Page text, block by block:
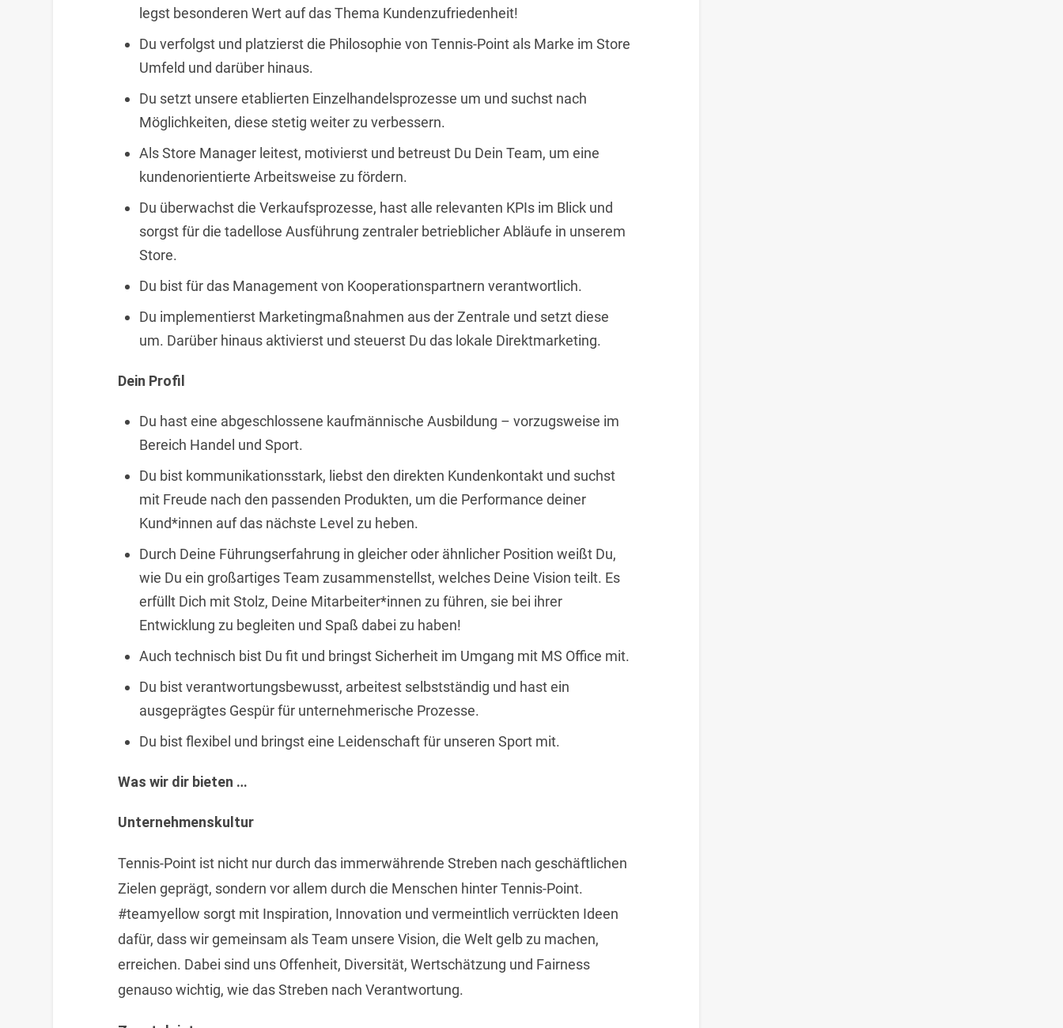
legst besonderen Wert auf das Thema Kundenzufriedenheit!
Du verfolgst und platzierst die Philosophie von Tennis-Point als Marke im Store
Umfeld und darüber hinaus.
Du setzt unsere etablierten Einzelhandelsprozesse um und suchst nach
Möglichkeiten, diese stetig weiter zu verbessern.
Als Store Manager leitest, motivierst und betreust Du Dein Team, um eine
kundenorientierte Arbeitsweise zu fördern.
Du überwachst die Verkaufsprozesse, hast alle relevanten KPIs im Blick und
sorgst für die tadellose Ausführung zentraler betrieblicher Abläufe in unserem
Store.
Du bist für das Management von Kooperationspartnern verantwortlich.
Du implementierst Marketingmaßnahmen aus der Zentrale und setzt diese
um. Darüber hinaus aktivierst und steuerst Du das lokale Direktmarketing.
Dein Profil
Du hast eine abgeschlossene kaufmännische Ausbildung – vorzugsweise im
Bereich Handel und Sport.
Du bist kommunikationsstark, liebst den direkten Kundenkontakt und suchst
mit Freude nach den passenden Produkten, um die Performance deiner
Kund*innen auf das nächste Level zu heben.
Durch Deine Führungserfahrung in gleicher oder ähnlicher Position weißt Du,
wie Du ein großartiges Team zusammenstellst, welches Deine Vision teilt. Es
erfüllt Dich mit Stolz, Deine Mitarbeiter*innen zu führen, sie bei ihrer
Entwicklung zu begleiten und Spaß dabei zu haben!
Auch technisch bist Du fit und bringst Sicherheit im Umgang mit MS Office mit.
Du bist verantwortungsbewusst, arbeitest selbstständig und hast ein
ausgeprägtes Gespür für unternehmerische Prozesse.
Du bist flexibel und bringst eine Leidenschaft für unseren Sport mit.
Was wir dir bieten …
Unternehmenskultur
Tennis-Point ist nicht nur durch das immerwährende Streben nach geschäftlichen
Zielen geprägt, sondern vor allem durch die Menschen hinter Tennis-Point.
#teamyellow sorgt mit Inspiration, Innovation und vermeintlich verrückten Ideen
dafür, dass wir gemeinsam als Team unsere Vision, die Welt gelb zu machen,
erreichen. Dabei sind uns Offenheit, Diversität, Wertschätzung und Fairness
genauso wichtig, wie das Streben nach Verantwortung.